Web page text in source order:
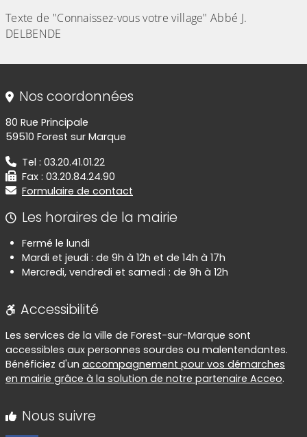
Texte de "Connaissez-vous votre village" Abbé J.
DELBENDE
Informations de contact
Nos coordonnées
80 Rue Principale
59510 Forest sur Marque
Tel : 03.20.41.01.22
Fax : 03.20.84.24.90
Formulaire de contact
Les horaires de la mairie
Fermé le lundi
Mardi et jeudi : de 9h à 12h et de 14h à 17h
Mercredi, vendredi et samedi : de 9h à 12h
Accessibilité
Les services de la ville de Forest-sur-Marque sont
accessibles aux personnes sourdes ou malentendantes.
Bénéficiez d'un accompagnement pour vos démarches
en mairie grâce à la solution de notre partenaire Acceo.
Nous suivre